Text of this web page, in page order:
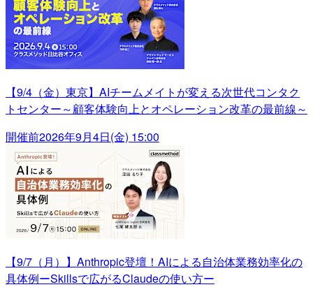
【9/4（金）東京】AIチームメイトが変える次世代コンタク
トセンター～顧客体験向上とオペレーション改革の最前線～
開催前2026年9月4日(金) 15:00
【9/7（月）】Anthropic登壇！AIによる自治体業務効率化の
具体例ーSkillsで広がるClaudeの使い方ー